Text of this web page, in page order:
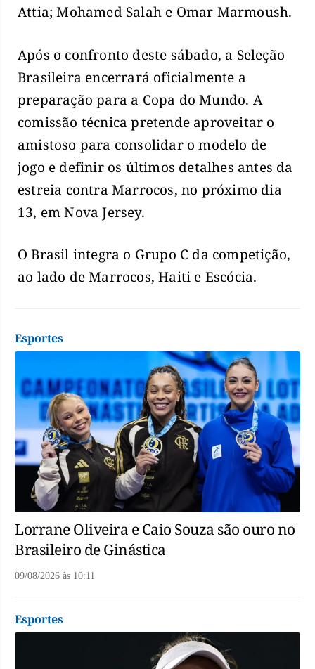
Attia; Mohamed Salah e Omar Marmoush.
Após o confronto deste sábado, a Seleção
Brasileira encerrará oficialmente a
preparação para a Copa do Mundo. A
comissão técnica pretende aproveitar o
amistoso para consolidar o modelo de
jogo e definir os últimos detalhes antes da
estreia contra Marrocos, no próximo dia
13, em Nova Jersey.
O Brasil integra o Grupo C da competição,
ao lado de Marrocos, Haiti e Escócia.
Esportes
Lorrane Oliveira e Caio Souza são ouro no
Brasileiro de Ginástica
09/08/2026 às 10:11
Esportes